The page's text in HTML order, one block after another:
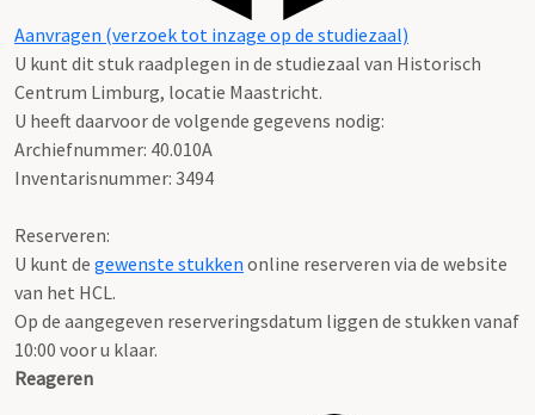
Aanvragen (verzoek tot inzage op de studiezaal)
U kunt dit stuk raadplegen in de studiezaal van Historisch
Centrum Limburg, locatie Maastricht.
U heeft daarvoor de volgende gegevens nodig:
Archiefnummer: 40.010A
Inventarisnummer: 3494
Reserveren:
U kunt de gewenste stukken online reserveren via de website
van het HCL.
Op de aangegeven reserveringsdatum liggen de stukken vanaf
10:00 voor u klaar.
Reageren